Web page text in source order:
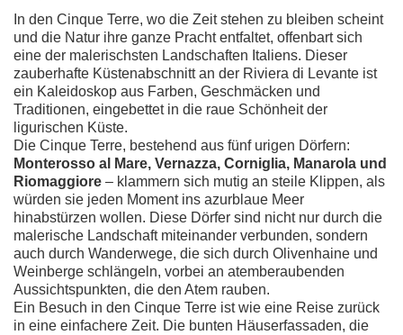
In den Cinque Terre, wo die Zeit stehen zu bleiben scheint
und die Natur ihre ganze Pracht entfaltet, offenbart sich
eine der malerischsten Landschaften Italiens. Dieser
zauberhafte Küstenabschnitt an der Riviera di Levante ist
ein Kaleidoskop aus Farben, Geschmäcken und
Traditionen, eingebettet in die raue Schönheit der
ligurischen Küste.
Die Cinque Terre, bestehend aus fünf urigen Dörfern:
Monterosso al Mare, Vernazza, Corniglia, Manarola und
Riomaggiore – klammern sich mutig an steile Klippen, als
würden sie jeden Moment ins azurblaue Meer
hinabstürzen wollen. Diese Dörfer sind nicht nur durch die
malerische Landschaft miteinander verbunden, sondern
auch durch Wanderwege, die sich durch Olivenhaine und
Weinberge schlängeln, vorbei an atemberaubenden
Aussichtspunkten, die den Atem rauben.
Ein Besuch in den Cinque Terre ist wie eine Reise zurück
in eine einfachere Zeit. Die bunten Häuserfassaden, die